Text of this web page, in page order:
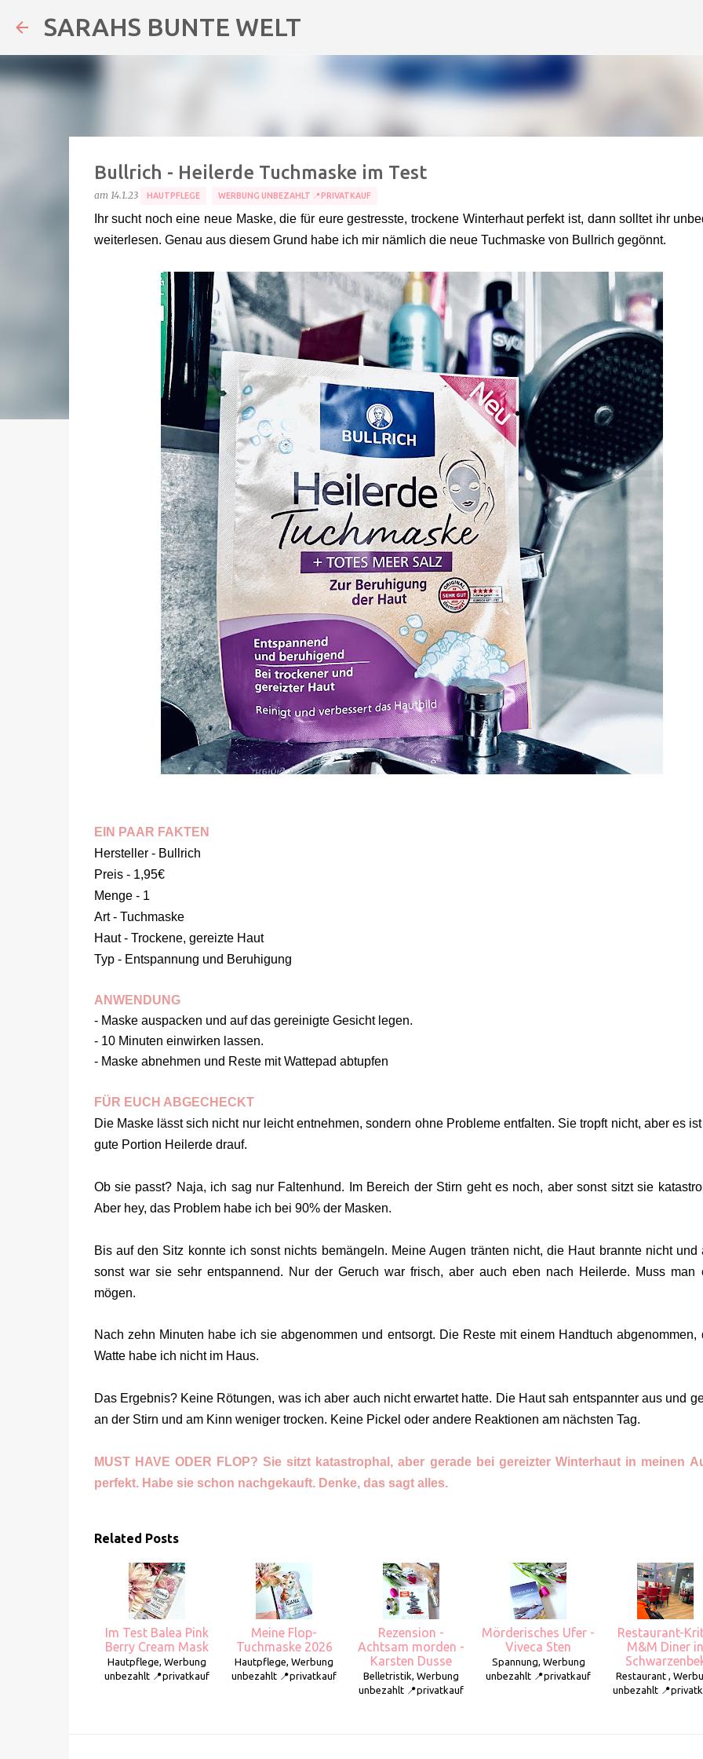
SARAHS BUNTE WELT
Bullrich - Heilerde Tuchmaske im Test
am 14.1.23 HAUTPFLEGE WERBUNG UNBEZAHLT 📍PRIVATKAUF
Ihr sucht noch eine neue Maske, die für eure gestresste, trockene Winterhaut perfekt ist, dann solltet ihr
weiterlesen. Genau aus diesem Grund habe ich mir nämlich die neue Tuchmaske von Bullrich gegönnt.
EIN PAAR FAKTEN
Hersteller - Bullrich
Preis - 1,95€
Menge - 1
Art - Tuchmaske
Haut - Trockene, gereizte Haut
Typ - Entspannung und Beruhigung
ANWENDUNG
- Maske auspacken und auf das gereinigte Gesicht legen.
- 10 Minuten einwirken lassen.
- Maske abnehmen und Reste mit Wattepad abtupfen
FÜR EUCH ABGECHECKT
Die Maske lässt sich nicht nur leicht entnehmen, sondern ohne Probleme entfalten. Sie tropft nicht, aber es
gute Portion Heilerde drauf.
Ob sie passt? Naja, ich sag nur Faltenhund. Im Bereich der Stirn geht es noch, aber sonst sitzt sie
Aber hey, das Problem habe ich bei 90% der Masken.
Bis auf den Sitz konnte ich sonst nichts bemängeln. Meine Augen tränten nicht, die Haut brannte nicht und
sonst war sie sehr entspannend. Nur der Geruch war frisch, aber auch eben nach Heilerde. Muss man
mögen.
Nach zehn Minuten habe ich sie abgenommen und entsorgt. Die Reste mit einem Handtuch abgenommen,
Watte habe ich nicht im Haus.
Das Ergebnis? Keine Rötungen, was ich aber auch nicht erwartet hatte. Die Haut sah entspannter aus und
an der Stirn und am Kinn weniger trocken. Keine Pickel oder andere Reaktionen am nächsten Tag.
MUST HAVE ODER FLOP? Sie sitzt katastrophal, aber gerade bei gereizter Winterhaut in meinen
perfekt. Habe sie schon nachgekauft. Denke, das sagt alles.
Related Posts
Im Test Balea Pink
Berry Cream Mask
Hautpflege, Werbung
unbezahlt 📍privatkauf
Meine Flop-
Tuchmaske 2026
Hautpflege, Werbung
unbezahlt 📍privatkauf
Rezension -
Achtsam morden -
Karsten Dusse
Belletristik, Werbung
unbezahlt 📍privatkauf
Mörderisches Ufer -
Viveca Sten
Spannung, Werbung
unbezahlt 📍privatkauf
Restaurant-
M&M Diner in
Restaurant ,
unbezahlt